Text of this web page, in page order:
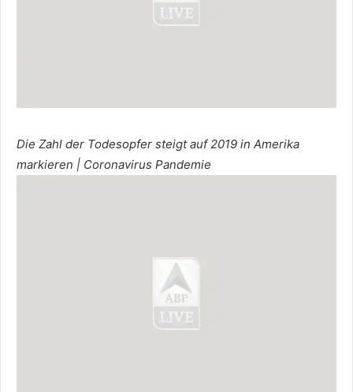
Die Zahl der Todesopfer steigt auf 2019 in Amerika
markieren | Coronavirus Pandemie